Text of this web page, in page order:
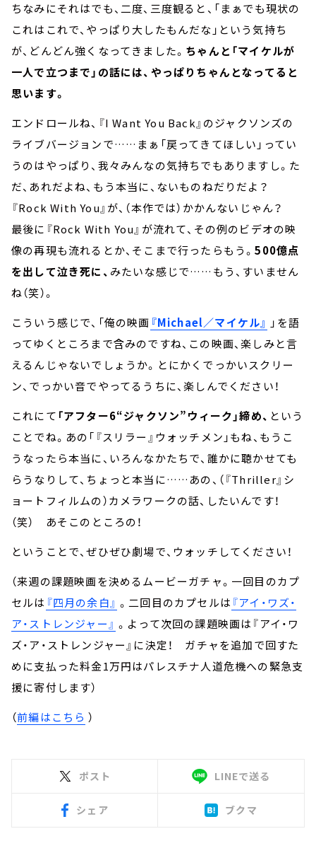
ちなみにそれはでも、二度、三度観ると、「まぁでも現状の
これはこれで、やっぱり大したもんだな」という気持ち
が、どんどん強くなってきました。 ちゃんと「マイケルが
一人で立つまで」の話には、やっぱりちゃんとなってると
思います。
エンドロールね、『I Want You Back』のジャクソンズの
ライブバージョンで……まぁ「戻ってきてほしい」ってい
うのはやっぱり、我々みんなの気持ちでもありますし。た
だ、あれだよね、もう本当に、ないものねだりだよ？
『Rock With You』が、（本作では）かかんないじゃん？
最後に『Rock With You』が流れて、その例のビデオの映
像の再現も流れるとか、そこまで行ったらもう。500億点
を出して泣き死に、 みたいな感じで……もう、すいません
ね（笑）。
こういう感じで、「俺の映画 『Michael／マイケル』 」を語
ってゆくところまで含みのですね、この映画、楽しみと言
えるんじゃないでしょうか。とにかくでっかいスクリー
ン、でっかい音でやってるうちに、楽しんでください！
これにて 「アフター6“ジャクソン”ウィーク」締め、 という
ことでね。あの「『スリラー』ウォッチメン」もね、もうこ
うなったら本当に、いろんなかたちで、誰かに聴かせても
らうなりして、ちょっと本当に……あの、（『Thriller』シ
ョートフィルムの）カメラワークの話、したいんです！
（笑） あそこのところの！
ということで、ぜひぜひ劇場で、ウォッチしてください！
（来週の課題映画を決めるムービーガチャ。一回目のカプ
セルは 『四月の余白』 。二回目のカプセルは 『アイ・ワズ・
ア・ストレンジャー』 。よって次回の課題映画は『アイ・ワ
ズ・ア・ストレンジャー』に決定！ ガチャを追加で回すた
めに支払った料金1万円はパレスチナ人道危機への緊急支
援に寄付します）
（前編はこちら ）
ポスト LINEで送る
シェア ブクマ